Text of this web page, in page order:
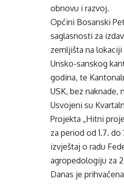
obnovu i razvoj.
Općini Bosanski
saglasnosti za
zemljišta na lokaciji
Unsko-sanskog
godina, te
USK, bez naknade,
Usvojeni su
Projekta „Hitni
za period od 1.7.
izvještaj o radu
agropedologiju za
Danas je